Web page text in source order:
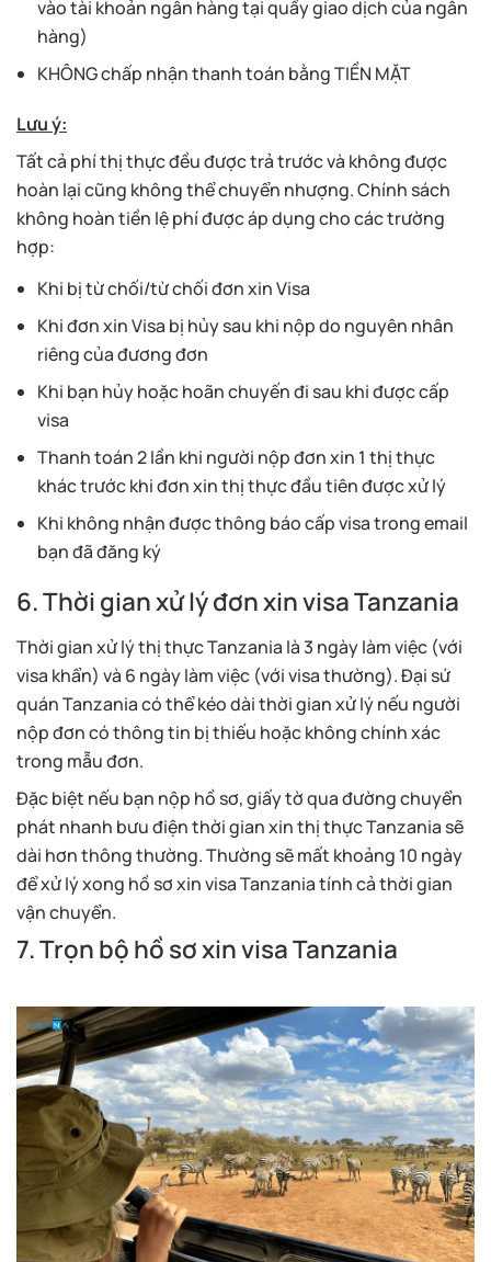
vào tài khoản ngân hàng tại quầy giao dịch của ngân
hàng)
KHÔNG chấp nhận thanh toán bằng TIỀN MẶT
Lưu ý:
Tất cả phí thị thực đều được trả trước và không được
hoàn lại cũng không thể chuyển nhượng. Chính sách
không hoàn tiền lệ phí được áp dụng cho các trường
hợp:
Khi bị từ chối/từ chối đơn xin Visa
Khi đơn xin Visa bị hủy sau khi nộp do nguyên nhân
riêng của đương đơn
Khi bạn hủy hoặc hoãn chuyến đi sau khi được cấp
visa
Thanh toán 2 lần khi người nộp đơn xin 1 thị thực
khác trước khi đơn xin thị thực đầu tiên được xử lý
Khi không nhận được thông báo cấp visa trong email
bạn đã đăng ký
6. Thời gian xử lý đơn xin visa Tanzania
Thời gian xử lý thị thực Tanzania là 3 ngày làm việc (với
visa khẩn) và 6 ngày làm việc (với visa thường). Đại sứ
quán Tanzania có thể kéo dài thời gian xử lý nếu người
nộp đơn có thông tin bị thiếu hoặc không chính xác
trong mẫu đơn.
Đặc biệt nếu bạn nộp hồ sơ, giấy tờ qua đường chuyển
phát nhanh bưu điện thời gian xin thị thực Tanzania sẽ
dài hơn thông thường. Thường sẽ mất khoảng 10 ngày
để xử lý xong hồ sơ xin visa Tanzania tính cả thời gian
vận chuyển.
7. Trọn bộ hồ sơ xin visa Tanzania